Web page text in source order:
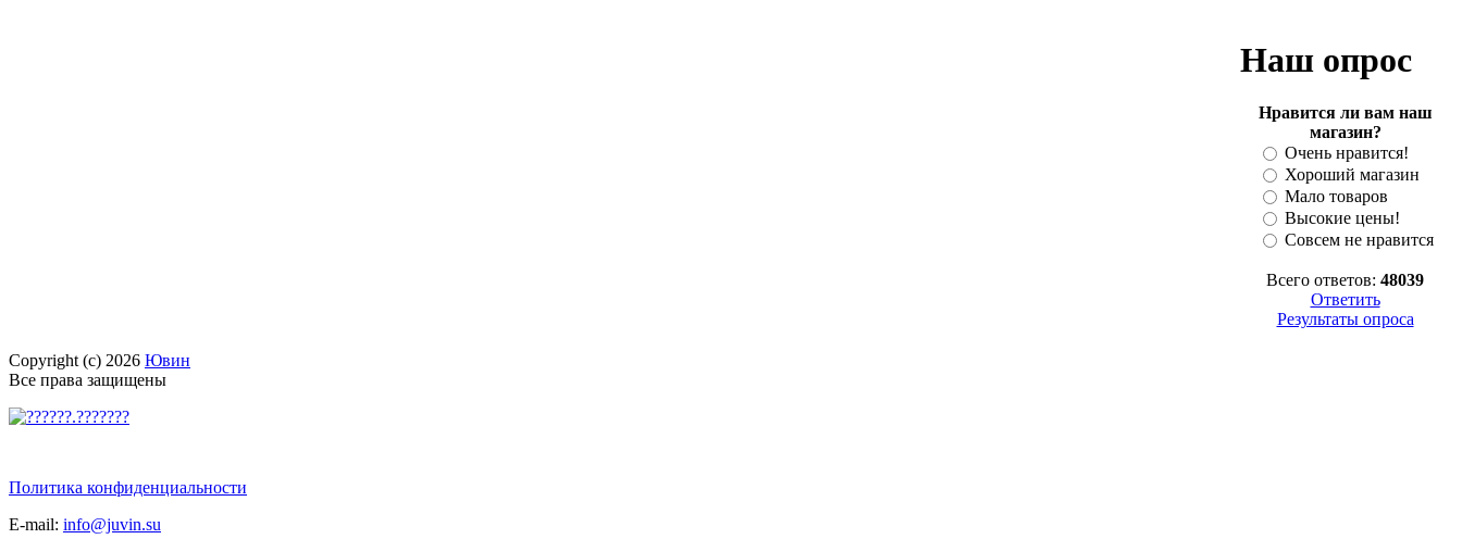
Наш опрос
Нравится ли вам наш
магазин?
Очень нравится!
Хороший магазин
Мало товаров
Высокие цены!
Совсем не нравится
Всего ответов: 48039
Ответить
Результаты опроса
Copyright (c) 2026 Ювин
Все права защищены
Политика конфиденциальности
E-mail: info@juvin.su